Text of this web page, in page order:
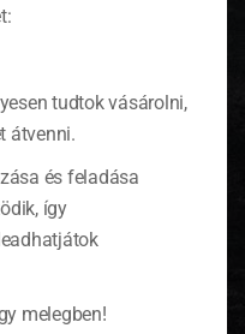
tudtok vásárolni,
átvenni.
és feladása
így
melegben!